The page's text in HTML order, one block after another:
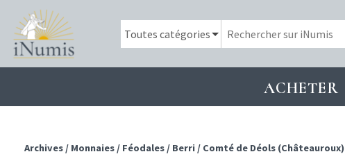
ACHETER
Archives / Monnaies / Féodales / Berri / Comté de Déols (Châteauroux)